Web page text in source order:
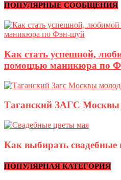
ПОПУЛЯРНЫЕ СООБЩЕНИЯ
Как стать успешной,
помощью маникюра по
Таганский ЗАГС Москвы
Как выбирать свадебные
ПОПУЛЯРНАЯ КАТЕГОРИЯ